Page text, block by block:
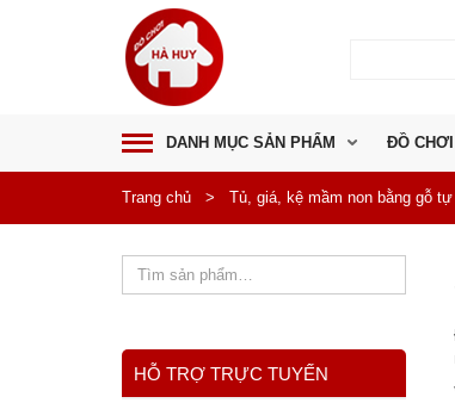
DANH MỤC SẢN PHẨM ĐỒ CHƠI
Trang chủ > Tủ, giá, kệ mầm non bằng gỗ tự
HỖ TRỢ TRỰC TUYẾN